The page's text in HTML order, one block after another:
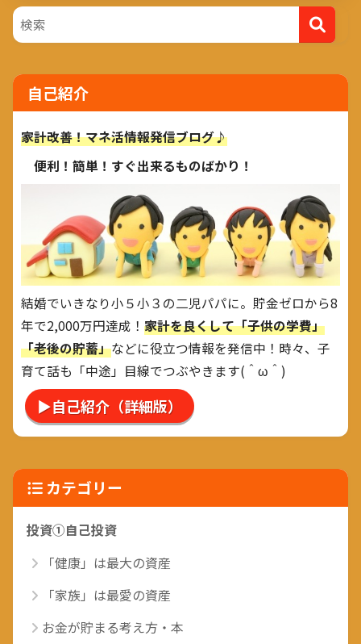
自己紹介
家計改善！マネ活情報発信ブログ♪
便利！簡単！すぐ出来るものばかり！
結婚でいきなり小５小３の二児パパに。貯金ゼロから8
年で2,000万円達成！ 家計を良くして「子供の学費」
「老後の貯蓄」などに役立つ情報を発信中！時々、子
育て話も「中途」目線でつぶやきます(＾ω＾)
▶自己紹介（詳細版）
カテゴリー
投資①自己投資
「健康」は最大の資産
「家族」は最愛の資産
お金が貯まる考え方・本